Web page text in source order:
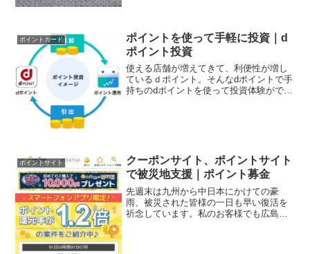
ポイントカード
ポイントを使って手軽に投資｜d
ポイント投資
使える店舗が増えてきて、利便性が増し
ているｄポイント。そんなdポイントで手
持ちのdポイントを使って投資体験ができ
ポイントサイト
クーポンサイト、ポイントサイト
で被災地支援｜ポイント募金
先週末は九州から中日本にかけての豪
雨、被災された皆様の一日も早い復活を
祈念しています。私のお客様でも広島の